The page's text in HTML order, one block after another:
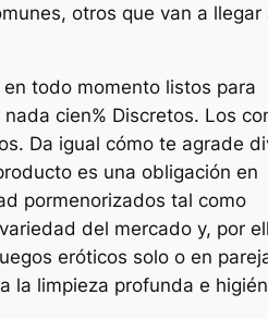
otros que van a llegar
todo momento listos para
cien% Discretos. Los
Da igual cómo te agrade
es una obligación en
pormenorizados tal como
del mercado y, por
eróticos solo o en
la limpieza profunda e